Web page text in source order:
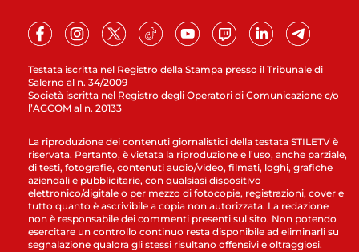
Testata iscritta nel Registro della Stampa presso il Tribunale di
Salerno al n. 34/2009
Società iscritta nel Registro degli Operatori di Comunicazione c/o
l’AGCOM al n. 20133
La riproduzione dei contenuti giornalistici della testata STILETV è
riservata. Pertanto, è vietata la riproduzione e l’uso, anche parziale,
di testi, fotografie, contenuti audio/video, filmati, loghi, grafiche
aziendali e pubblicitarie, con qualsiasi dispositivo
elettronico/digitale o per mezzo di fotocopie, registrazioni, cover e
tutto quanto è ascrivibile a copia non autorizzata. La redazione
non è responsabile dei commenti presenti sul sito. Non potendo
esercitare un controllo continuo resta disponibile ad eliminarli su
segnalazione qualora gli stessi risultano offensivi e oltraggiosi.